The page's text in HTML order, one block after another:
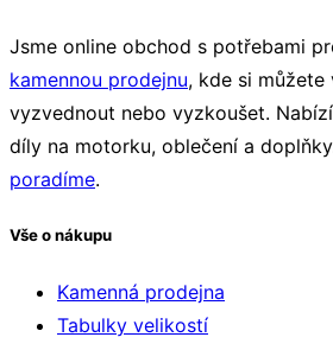
Jsme online obchod s potřebami
kamennou prodejnu, kde si
vyzvednout nebo vyzkoušet.
díly na motorku, oblečení a
poradíme.
Vše o nákupu
Kamenná prodejna
Tabulky velikostí